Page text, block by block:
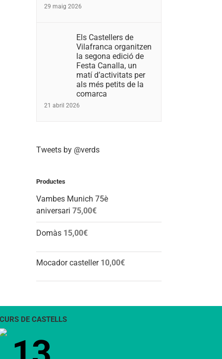
29 maig 2026
Els Castellers de
Vilafranca organitzen
la segona edició de
Festa Canalla, un
matí d’activitats per
als més petits de la
comarca
21 abril 2026
Tweets by @verds
Productes
Vambes Munich 75è
aniversari 75,00€
Domàs 15,00€
Mocador casteller 10,00€
DE CASTELLS